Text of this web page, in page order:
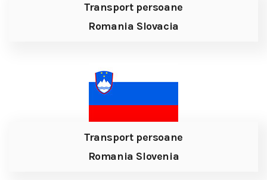
Transport persoane
Romania Slovacia
Transport persoane
Romania Slovenia